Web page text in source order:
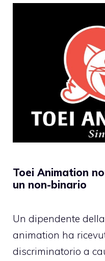
Toei Animation
un non-binario
Un dipendente
animation ha
discriminatorio a